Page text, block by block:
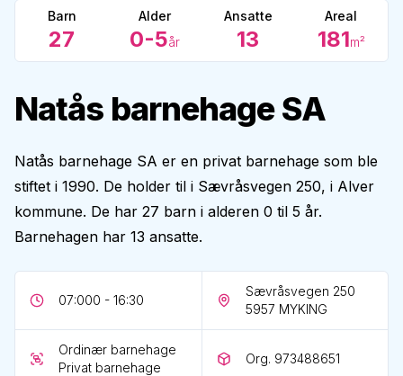
Barn
27
Alder
0-5år
Ansatte
13
Areal
181m²
Natås barnehage SA
Natås barnehage SA er en privat barnehage som ble
stiftet i 1990. De holder til i Sævråsvegen 250, i Alver
kommune. De har 27 barn i alderen 0 til 5 år.
Barnehagen har 13 ansatte.
07:000 - 16:30
Sævråsvegen 250
5957 MYKING
Ordinær barnehage
Privat barnehage
Org. 973488651